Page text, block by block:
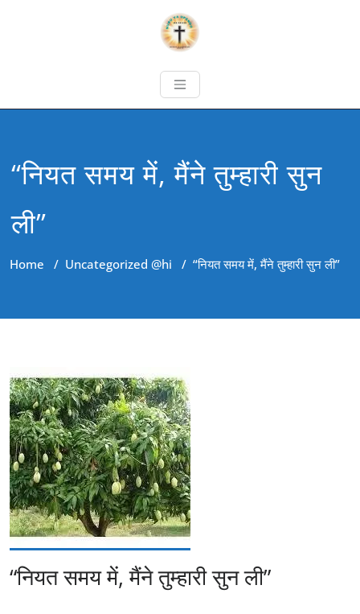
“नियत समय में, मैंने तुम्हारी सुन
ली”
Home / Uncategorized @hi / “नियत समय में, मैंने तुम्हारी सुन ली”
“नियत समय में, मैंने तुम्हारी सुन ली”